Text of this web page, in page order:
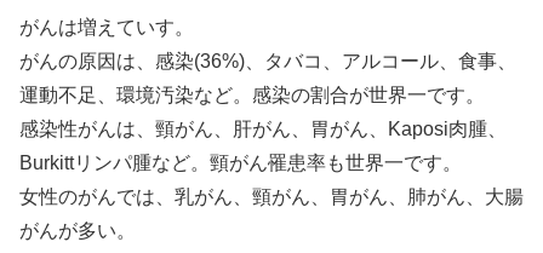
がんは増えていす。
がんの原因は、感染(36%)、タバコ、アルコール、食事、
運動不足、環境汚染など。感染の割合が世界一です。
感染性がんは、頸がん、肝がん、胃がん、Kaposi肉腫、
Burkittリンパ腫など。頸がん罹患率も世界一です。
女性のがんでは、乳がん、頸がん、胃がん、肺がん、大腸
がんが多い。